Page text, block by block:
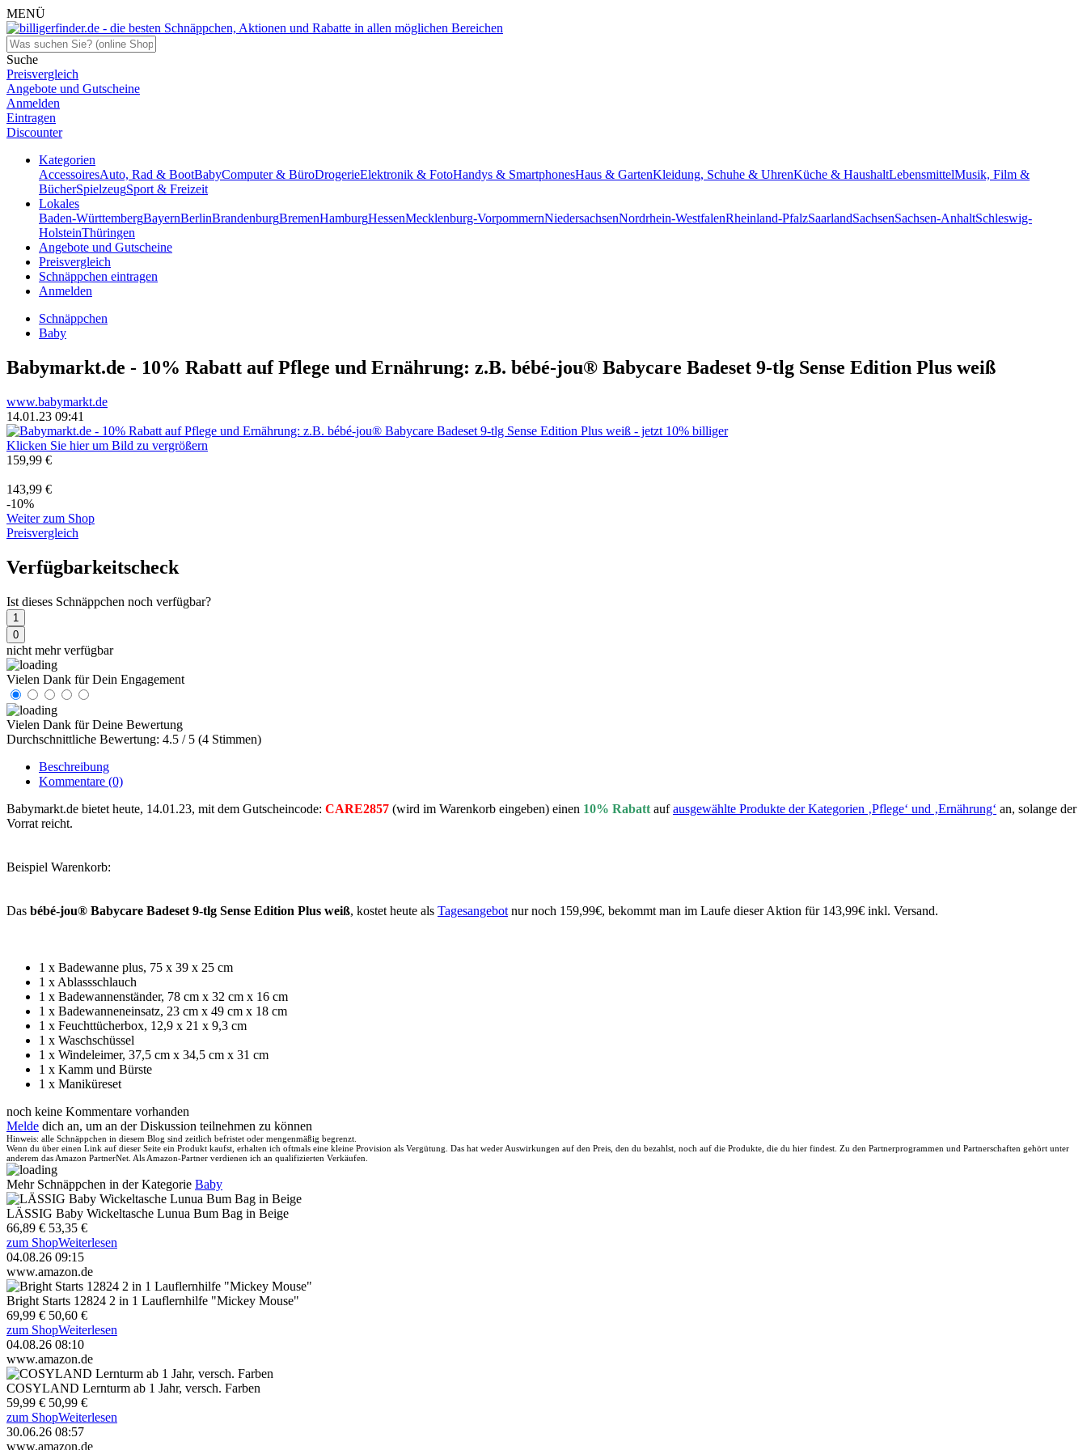
MENÜ
Suche
Preisvergleich
Angebote und Gutscheine
Anmelden
Eintragen
Discounter
Kategorien
AccessoiresAuto, Rad & BootBabyComputer & BüroDrogerieElektronik & FotoHandys & SmartphonesHaus & GartenKleidung, Schuhe & UhrenKüche & HaushaltLebensmittelMusik, Film &
BücherSpielzeugSport & Freizeit
Lokales
Baden-WürttembergBayernBerlinBrandenburgBremenHamburgHessenMecklenburg-VorpommernNiedersachsenNordrhein-WestfalenRheinland-PfalzSaarlandSachsenSachsen-AnhaltSchleswig-
HolsteinThüringen
Angebote und Gutscheine
Preisvergleich
Schnäppchen eintragen
Anmelden
Schnäppchen
Baby
Babymarkt.de - 10% Rabatt auf Pflege und Ernährung: z.B. bébé-jou® Babycare Badeset 9-tlg Sense Edition Plus weiß
www.babymarkt.de
14.01.23 09:41
Klicken Sie hier um Bild zu vergrößern
159,99 €
143,99 €
-10%
Weiter zum Shop
Preisvergleich
Verfügbarkeitscheck
Ist dieses Schnäppchen noch verfügbar?
1
0
nicht mehr verfügbar
Vielen Dank für Dein Engagement
Vielen Dank für Deine Bewertung
Durchschnittliche Bewertung: 4.5 / 5 (4 Stimmen)
Beschreibung
Kommentare (0)
Babymarkt.de bietet heute, 14.01.23, mit dem Gutscheincode: CARE2857 (wird im Warenkorb eingeben) einen 10% Rabatt aufausgewählte Produkte der Kategorien ‚Pflege‘ und ‚Ernährung‘ an, solange der
Vorrat reicht.
Beispiel Warenkorb:
Das bébé-jou® Babycare Badeset 9-tlg Sense Edition Plus weiß, kostet heute als Tagesangebot nur noch 159,99€, bekommt man im Laufe dieser Aktion für 143,99€ inkl. Versand.
1 x Badewanne plus, 75 x 39 x 25 cm
1 x Ablassschlauch
1 x Badewannenständer, 78 cm x 32 cm x 16 cm
1 x Badewanneneinsatz, 23 cm x 49 cm x 18 cm
1 x Feuchttücherbox, 12,9 x 21 x 9,3 cm
1 x Waschschüssel
1 x Windeleimer, 37,5 cm x 34,5 cm x 31 cm
1 x Kamm und Bürste
1 x Maniküreset
noch keine Kommentare vorhanden
Melde dich an, um an der Diskussion teilnehmen zu können
Hinweis: alle Schnäppchen in diesem Blog sind zeitlich befristet oder mengenmäßig begrenzt.
Wenn du über einen Link auf dieser Seite ein Produkt kaufst, erhalten ich oftmals eine kleine Provision als Vergütung. Das hat weder Auswirkungen auf den Preis, den du bezahlst, noch auf die Produkte, die du hier findest. Zu den Partnerprogrammen und Partnerschaften gehört unter
anderem das Amazon PartnerNet. Als Amazon-Partner verdienen ich an qualifizierten Verkäufen.
Mehr Schnäppchen in der Kategorie Baby
LÄSSIG Baby Wickeltasche Lunua Bum Bag in Beige
66,89 € 53,35 €
zum ShopWeiterlesen
04.08.26 09:15
www.amazon.de
Bright Starts 12824 2 in 1 Lauflernhilfe "Mickey Mouse"
69,99 € 50,60 €
zum ShopWeiterlesen
04.08.26 08:10
www.amazon.de
COSYLAND Lernturm ab 1 Jahr, versch. Farben
59,99 € 50,99 €
zum ShopWeiterlesen
30.06.26 08:57
www.amazon.de